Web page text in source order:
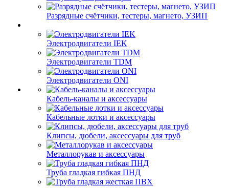
Разрядные счётчики, тестеры, магнето, УЗИП
Электродвигатели IEK
Электродвигатели TDM
Электродвигатели ONI
Кабель-каналы и аксессуары
Кабельные лотки и аксессуары
Клипсы, дюбели, аксессуары для труб
Металлорукав и аксессуары
Труба гладкая гибкая ПНД